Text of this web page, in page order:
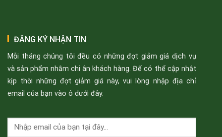
ĐĂNG KÝ NHẬN TIN
Mỗi tháng chúng tôi đều có những đợt giảm giá dịch vụ
và sản phẩm nhằm chi ân khách hàng. Để có thể cập nhật
kịp thời những đợt giảm giá này, vui lòng nhập địa chỉ
email của bạn vào ô dưới đây.